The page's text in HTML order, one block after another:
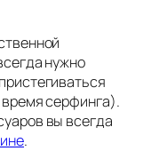
нужно
серфинга).
вы всегда
.